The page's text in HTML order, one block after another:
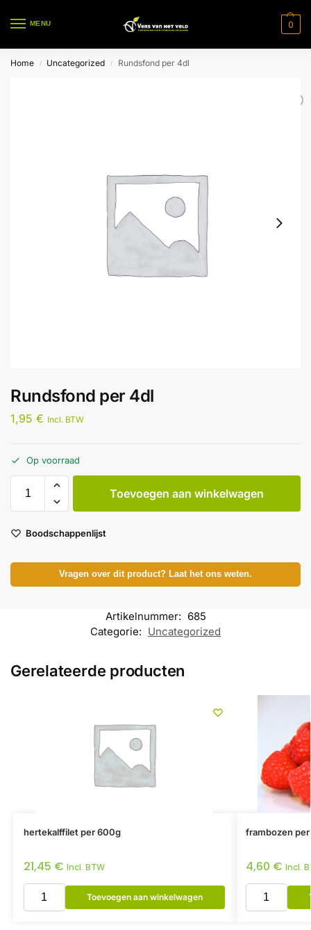
MENU 0
Home / Uncategorized / Rundsfond per 4dl
Rundsfond per 4dl
1,95 € Incl. BTW
Op voorraad
Toevoegen aan winkelwagen
Boodschappenlijst
Vragen over dit product? Laat het ons weten.
Artikelnummer: 685
Categorie: Uncategorized
Gerelateerde producten
hertekalffilet per 600g
21,45 € Incl. BTW
Toevoegen aan winkelwagen
frambozen per
4,60 € Incl.